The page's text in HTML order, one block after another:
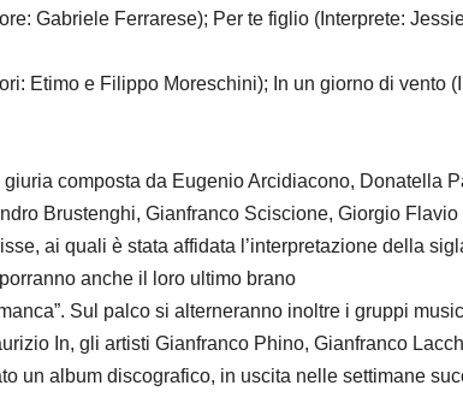
Gabriele Ferrarese); Per te figlio (Interprete:
Etimo e Filippo Moreschini); In un giorno di vento
composta da Eugenio Arcidiacono, Donatella
Brustenghi, Gianfranco Sciscione, Giorgio
ai quali è stata affidata l’interpretazione della
anche il loro ultimo brano
Sul palco si alterneranno inoltre i gruppi
In, gli artisti Gianfranco Phino, Gianfranco
un album discografico, in uscita nelle settimane